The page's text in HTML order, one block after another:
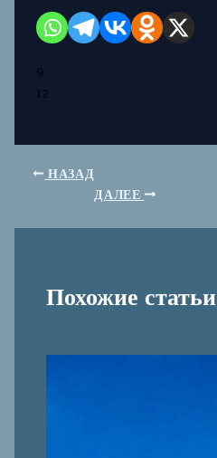
9
12
НАЗАД
ДАЛЕЕ
Похожие статьи